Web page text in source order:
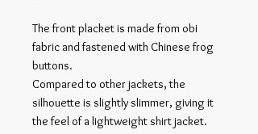
The front placket is made from obi
fabric and fastened with Chinese frog
buttons.
Compared to other jackets, the
silhouette is slightly slimmer, giving it
the feel of a lightweight shirt jacket.